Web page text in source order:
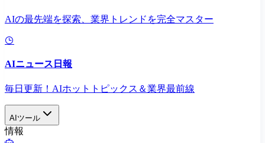
AIの最先端を探索、業界トレンドを完全マスター
AIニュース日報
毎日更新！AIホットトピックス＆業界最前線
AIツール
情報